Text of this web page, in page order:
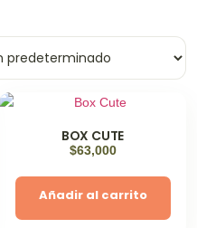
BOX CUTE
$63,000
Añadir al carrito